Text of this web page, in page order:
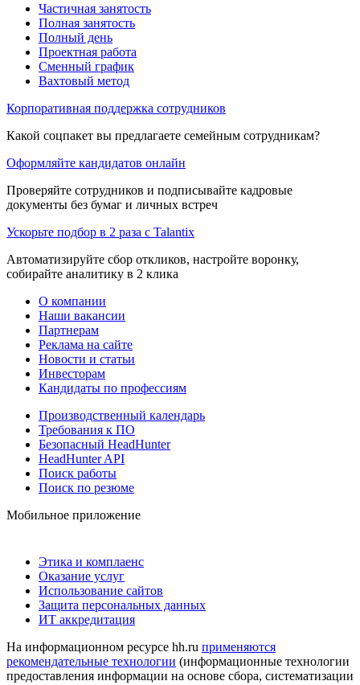
Частичная занятость
Полная занятость
Полный день
Проектная работа
Сменный график
Вахтовый метод
Корпоративная поддержка сотрудников
Какой соцпакет вы предлагаете семейным сотрудникам?
Оформляйте кандидатов онлайн
Проверяйте сотрудников и подписывайте кадровые
документы без бумаг и личных встреч
Ускорьте подбор в 2 раза с Talantix
Автоматизируйте сбор откликов, настройте воронку,
собирайте аналитику в 2 клика
О компании
Наши вакансии
Партнерам
Реклама на сайте
Новости и статьи
Инвесторам
Кандидаты по профессиям
Производственный календарь
Требования к ПО
Безопасный HeadHunter
HeadHunter API
Поиск работы
Поиск по резюме
Мобильное приложение
Этика и комплаенс
Оказание услуг
Использование сайтов
Защита персональных данных
ИТ аккредитация
На информационном ресурсе hh.ru применяются
рекомендательные технологии (информационные технологии
предоставления информации на основе сбора, систематизации